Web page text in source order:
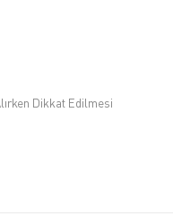
Dikkat Edilmesi